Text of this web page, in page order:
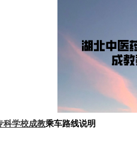
科学校成教乘车路线说明